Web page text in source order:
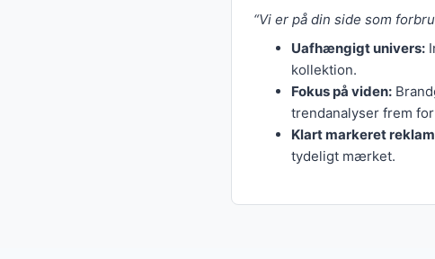
koster dig ekstra
Vores fokus er fortsat
Ingen snobberi:
stil og etik.
Om oskan du læse
“Vi er på din side som
Uafhængigt univers:
kollektion.
Fokus på viden:
trendanalyser frem
Klart markeret
tydeligt mærket.